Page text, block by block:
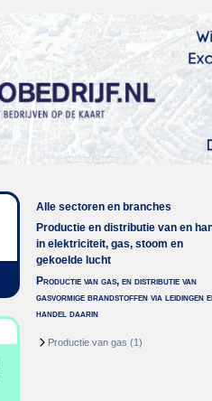
Alle sectoren en branches
Productie en distributie van en
in elektriciteit, gas, stoom en
gekoelde lucht
Productie van gas, en distributie van
gasvormige brandstoffen via leidingen
handel daarin
Productie van gas (1)